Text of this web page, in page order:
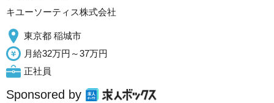
キユーソーティス株式会社
東京都 稲城市
月給32万円～37万円
正社員
Sponsored by